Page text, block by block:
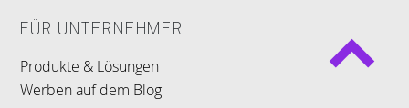
FÜR UNTERNEHMER
Produkte & Lösungen
Werben auf dem Blog